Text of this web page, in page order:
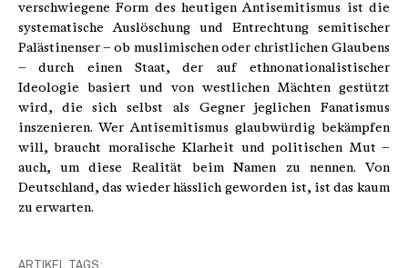
verschwiegene Form des heutigen Antisemitismus ist die
systematische Auslöschung und Entrechtung semitischer
Palästinenser – ob muslimischen oder christlichen Glaubens
– durch einen Staat, der auf ethnonationalistischer
Ideologie basiert und von westlichen Mächten gestützt
wird, die sich selbst als Gegner jeglichen Fanatismus
inszenieren. Wer Antisemitismus glaubwürdig bekämpfen
will, braucht moralische Klarheit und politischen Mut –
auch, um diese Realität beim Namen zu nennen. Von
Deutschland, das wieder hässlich geworden ist, ist das kaum
zu erwarten.